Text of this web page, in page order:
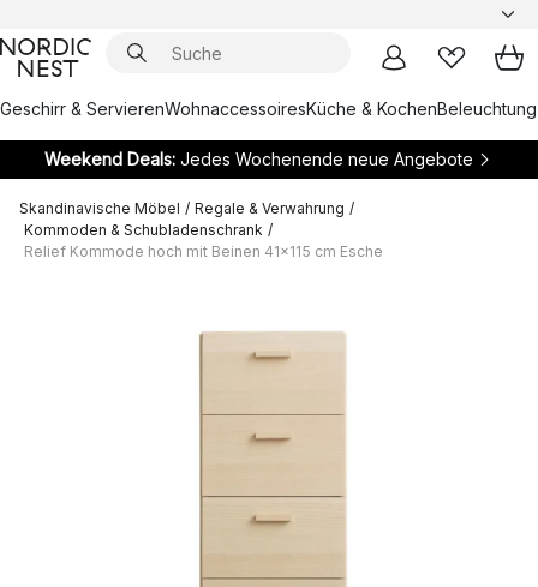
Geschirr & ServierenWohnaccessoiresKüche & KochenBeleuchtung
Weekend Deals:Jedes Wochenende neue Angebote
Skandinavische Möbel / Regale & Verwahrung /
Kommoden & Schubladenschrank /
Relief Kommode hoch mit Beinen 41x115 cm Esche